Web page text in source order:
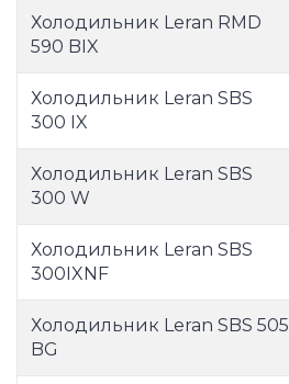
Холодильник Leran RMD
590 BIX
Холодильник Leran SBS
300 IX
Холодильник Leran SBS
300 W
Холодильник Leran SBS
300IXNF
Холодильник Leran SBS 505
BG